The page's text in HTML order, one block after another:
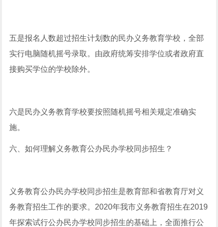
五是报名人数超过招生计划数的民办义务教育学校，全部
实行电脑随机摇号录取。由政府统筹安排学位或者政府直
接购买学位的学校除外。
六是民办义务教育学校要按照随机摇号相关规定准确实
施。
六、如何理解义务教育公办民办学校同步招生？
义务教育公办民办学校同步招生是教育部和省教育厅对义
务教育招生工作的要求。2020年我市义务教育招生在2019
年探索试行公办民办学校同步招生的基础上，全面推行公